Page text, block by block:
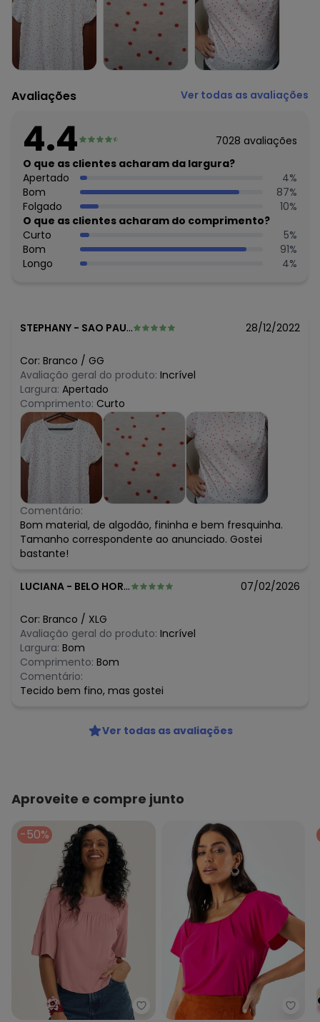
Tecido: Meia malha
Composição: Conforme imagem etiqueta
Histórico de preços
algum dia do mês, para o menor tamanho disponível.
agosto/2026
N/D*
junho/2026 N/D*
maio/2026 R$ 27,99
abril/2026
março/2026 R$ 22,99
fevereiro/2026 R$ 25,99
Avaliações Ver todas as avaliações
4.4 7028 avaliações
O que as clientes acharam da largura?
Apertado
4%
Bom
87%
Folgado
10%
O que as clientes acharam do comprimento?
Curto
5%
Bom
91%
Longo
4%
STEPHANY - SAO PAULO - SP 28/12/2022
Cor: Branco / GG
Avaliação geral do produto: Incrível
Largura: Apertado
Comprimento: Curto
Comentário:
Bom material, de algodão, fininha e bem fresquinha.
Tamanho correspondente ao anunciado. Gostei
bastante!
LUCIANA - BELO HORIZONTE - MG 07/02/2026
Cor: Branco / XLG
Avaliação geral do produto: Incrível
Largura: Bom
Comprimento: Bom
Comentário:
Tecido bem fino, mas gostei
Ver todas as avaliações
Aproveite e compre junto
-50%
Marialícia - Blusa Feminina